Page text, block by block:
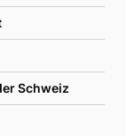
Schweiz